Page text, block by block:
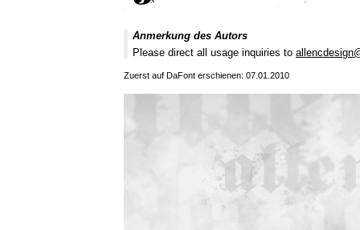
Anmerkung des Autors
Please direct all usage inquiries to
Zuerst auf DaFont erschienen: 07.01.2010